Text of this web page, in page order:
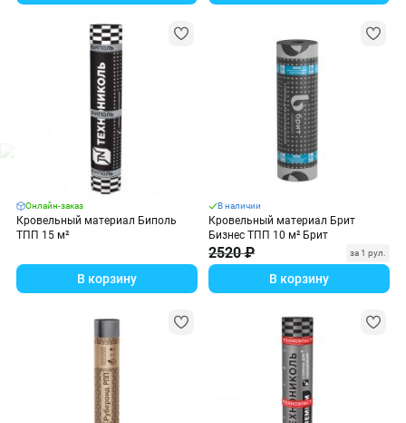
Онлайн-заказ
Кровельный материал Биполь
ТПП 15 м²
В корзину
В наличии
Кровельный материал Брит
Бизнес ТПП 10 м² Брит
2520 ₽ за 1 рул.
В корзину